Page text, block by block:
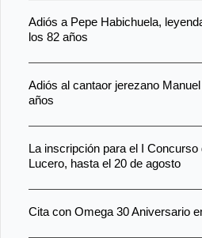
Adiós a Pepe Habichuela,
los 82 años
Adiós al cantaor jerezano
años
La inscripción para el I Concurso
Lucero, hasta el 20 de agosto
Cita con Omega 30 Aniversario